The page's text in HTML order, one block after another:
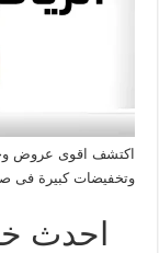
اكتشف اقوى عروض
وتخفيضات كبيرة فى
احدث